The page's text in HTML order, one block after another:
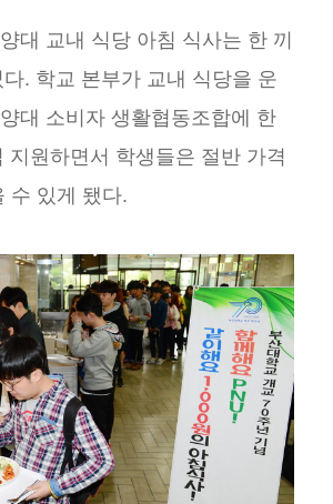
대 교내 식당 아침 식사는 한 끼
. 학교 본부가 교내 식당을 운
대 소비자 생활협동조합에 한
지원하면서 학생들은 절반 가격
수 있게 됐다.